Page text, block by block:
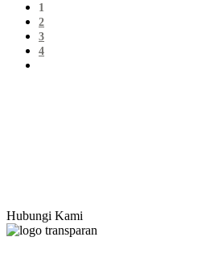
1
2
3
4
Hubungi Kami